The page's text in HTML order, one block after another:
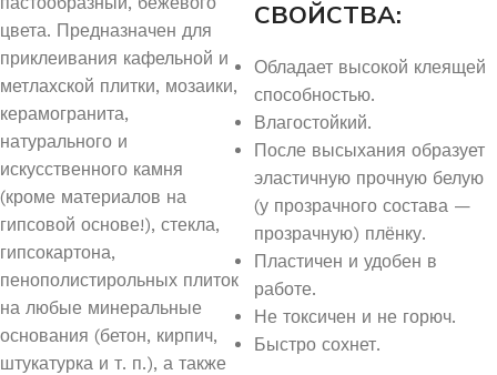
цвета. Предназначен для
приклеивания кафельной и
метлахской плитки, мозаики,
керамогранита,
натурального и
искусственного камня
(кроме материалов на
гипсовой основе!), стекла,
гипсокартона,
пенополистирольных плиток
на любые минеральные
основания (бетон, кирпич,
штукатурка и т. п.), а также
СВОЙСТВА:
Обладает высокой клеящей
способностью.
Влагостойкий.
После высыхания образует
эластичную прочную белую
(у прозрачного состава —
прозрачную) плёнку.
Пластичен и удобен в
работе.
Не токсичен и не горюч.
Быстро сохнет.